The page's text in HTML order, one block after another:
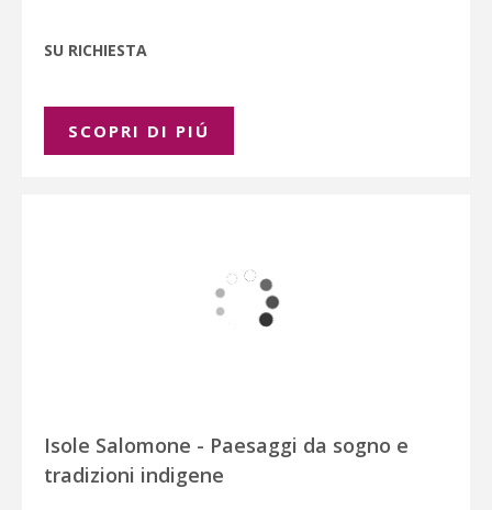
SU RICHIESTA
SCOPRI DI PIÚ
Isole Salomone - Paesaggi da sogno e
tradizioni indigene